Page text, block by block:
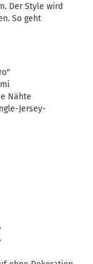
Der Style wird
So geht
Nähte
Jersey-